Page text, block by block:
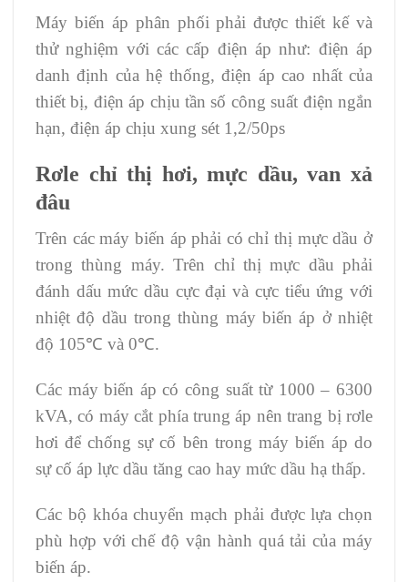
Máy biến áp phân phối phải được thiết kế và
thử nghiệm với các cấp điện áp như: điện áp
danh định của hệ thống, điện áp cao nhất của
thiết bị, điện áp chịu tần số công suất điện ngắn
hạn, điện áp chịu xung sét 1,2/50ps
Rơle chỉ thị hơi, mực dầu, van xả
đâu
Trên các máy biến áp phải có chỉ thị mực dầu ở
trong thùng máy. Trên chỉ thị mực dầu phải
đánh dấu mức dầu cực đại và cực tiểu ứng với
nhiệt độ dầu trong thùng máy biến áp ở nhiệt
độ 105℃ và 0℃.
Các máy biến áp có công suất từ 1000 – 6300
kVA, có máy cắt phía trung áp nên trang bị rơle
hơi để chống sự cố bên trong máy biến áp do
sự cố áp lực dầu tăng cao hay mức dầu hạ thấp.
Các bộ khóa chuyển mạch phải được lựa chọn
phù hợp với chế độ vận hành quá tải của máy
biến áp.